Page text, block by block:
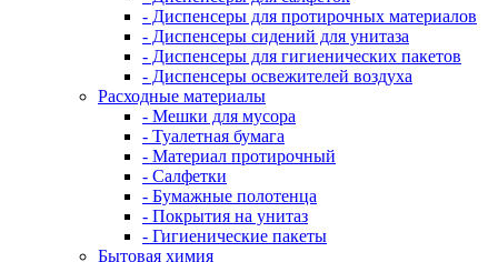
- Диспенсеры для протирочных материалов
- Диспенсеры сидений для унитаза
- Диспенсеры для гигиенических пакетов
- Диспенсеры освежителей воздуха
Расходные материалы
- Мешки для мусора
- Туалетная бумага
- Материал протирочный
- Салфетки
- Бумажные полотенца
- Покрытия на унитаз
- Гигиенические пакеты
Бытовая химия